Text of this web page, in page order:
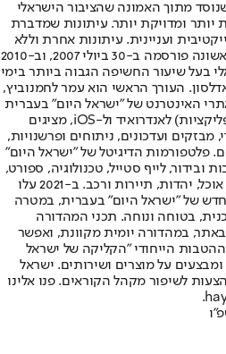
מתוך האמונה שהציבור הישראלי
יותר ומדויקת יותר. עיתונות שמדברת
ועניינית. עיתונות אחרת וללא
תשלום. המהדורה המודפסת הראשונה פורסמה ב-30 ביולי 2007, וב-2010
בעל שיעור החשיפה הגבוה ביותר בימי
העורך הראשי הוא עמר לחמנוביץ,
האינטרנט של "ישראל היום" בעברית
ובאנגלית, כמו כן היישומונים (אפליקציות) לאנדרואיד ול-iOS, מציגים
ועדכונים, ניתוחים ופרשנויות,
פלטפורמות הדיגיטל של "ישראל היום"
ובידור, לייף סטייל, טכנולוגיה, ספורט,
כלכלה וצרכנות, בריאות, חיילים, אוכל, יהדות, תיירות ורכב. ב-2021 עלו
של "ישראל היום" בעברית, במטרה
בטוחה ונוחה. תכני המהדורה
במהדורה יומית מקוונת, ואפשר
ההטבות הייחודי "הקליקה של ישראל
על מוצרים ושירותים. ישראל
לשיפור מקהל הקוראים. פנו אלינו